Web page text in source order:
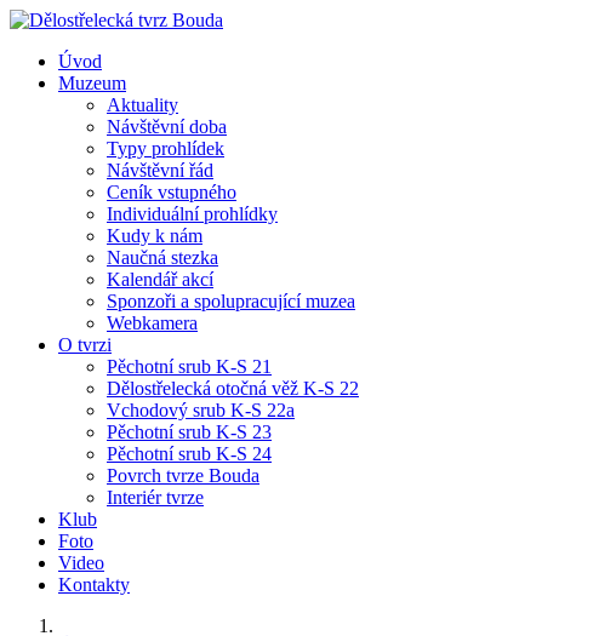
Úvod
Muzeum
Aktuality
Návštěvní doba
Typy prohlídek
Návštěvní řád
Ceník vstupného
Individuální prohlídky
Kudy k nám
Naučná stezka
Kalendář akcí
Sponzoři a spolupracující muzea
Webkamera
O tvrzi
Pěchotní srub K-S 21
Dělostřelecká otočná věž K-S 22
Vchodový srub K-S 22a
Pěchotní srub K-S 23
Pěchotní srub K-S 24
Povrch tvrze Bouda
Interiér tvrze
Klub
Foto
Video
Kontakty